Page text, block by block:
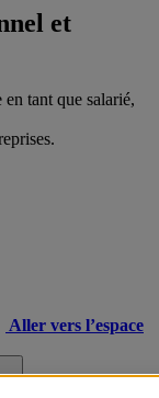
et
tant que salarié,
Aller vers l’espace